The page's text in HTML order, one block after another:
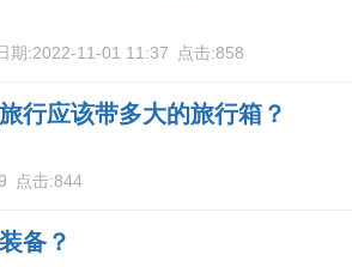
期:2022-11-01 11:37 点击:858
行应该带多大的旅行箱？
点击:844
备？